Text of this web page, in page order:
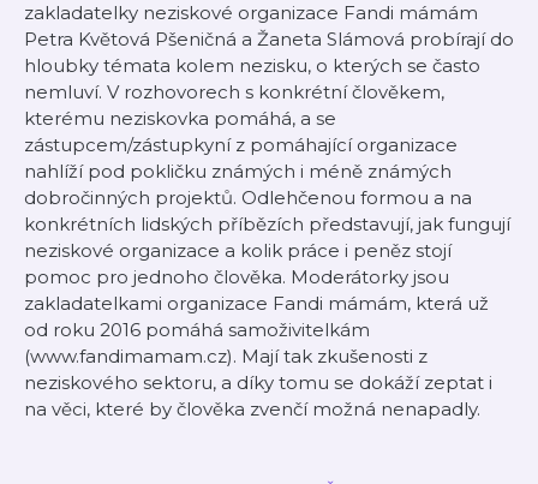
zakladatelky neziskové organizace Fandi mámám
Petra Květová Pšeničná a Žaneta Slámová probírají do
hloubky témata kolem nezisku, o kterých se často
nemluví. V rozhovorech s konkrétní člověkem,
kterému neziskovka pomáhá, a se
zástupcem/zástupkyní z pomáhající organizace
nahlíží pod pokličku známých i méně známých
dobročinných projektů. Odlehčenou formou a na
konkrétních lidských příbězích představují, jak fungují
neziskové organizace a kolik práce i peněz stojí
pomoc pro jednoho člověka. Moderátorky jsou
zakladatelkami organizace Fandi mámám, která už
od roku 2016 pomáhá samoživitelkám
(www.fandimamam.cz). Mají tak zkušenosti z
neziskového sektoru, a díky tomu se dokáží zeptat i
na věci, které by člověka zvenčí možná nenapadly.